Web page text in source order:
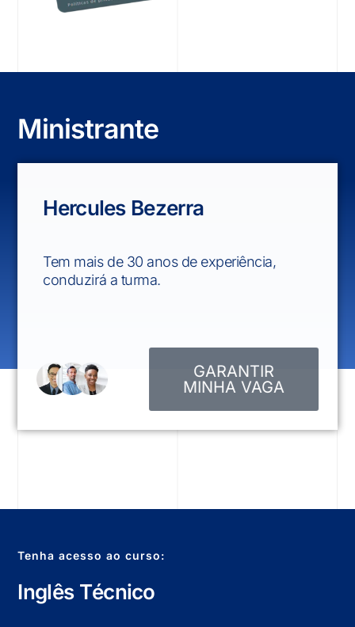
Ministrante
Hercules Bezerra
Tem mais de 30 anos de experiência,
conduzirá a turma.
GARANTIR
MINHA VAGA
Tenha acesso ao curso:
Inglês Técnico